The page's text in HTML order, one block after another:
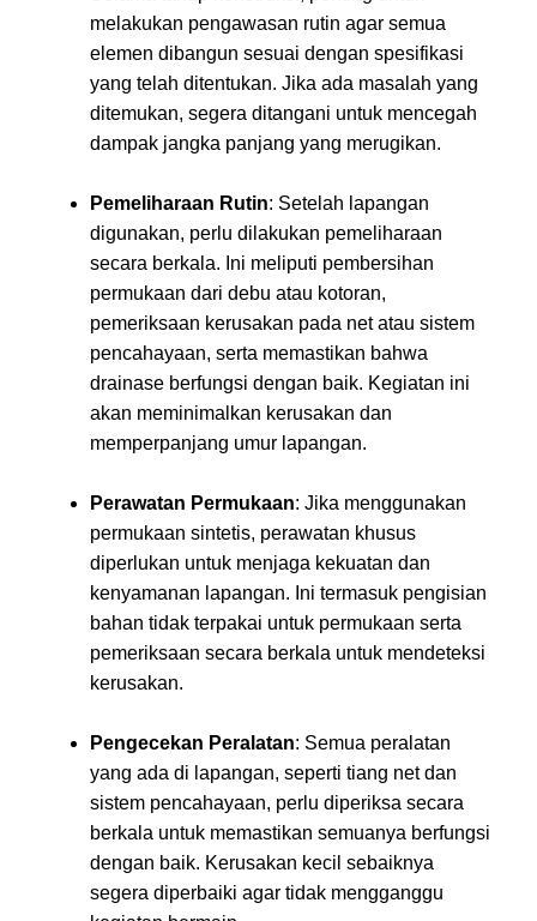
melakukan pengawasan rutin agar semua
elemen dibangun sesuai dengan spesifikasi
yang telah ditentukan. Jika ada masalah yang
ditemukan, segera ditangani untuk mencegah
dampak jangka panjang yang merugikan.
Pemeliharaan Rutin: Setelah lapangan
digunakan, perlu dilakukan pemeliharaan
secara berkala. Ini meliputi pembersihan
permukaan dari debu atau kotoran,
pemeriksaan kerusakan pada net atau sistem
pencahayaan, serta memastikan bahwa
drainase berfungsi dengan baik. Kegiatan ini
akan meminimalkan kerusakan dan
memperpanjang umur lapangan.
Perawatan Permukaan: Jika menggunakan
permukaan sintetis, perawatan khusus
diperlukan untuk menjaga kekuatan dan
kenyamanan lapangan. Ini termasuk pengisian
bahan tidak terpakai untuk permukaan serta
pemeriksaan secara berkala untuk mendeteksi
kerusakan.
Pengecekan Peralatan: Semua peralatan
yang ada di lapangan, seperti tiang net dan
sistem pencahayaan, perlu diperiksa secara
berkala untuk memastikan semuanya berfungsi
dengan baik. Kerusakan kecil sebaiknya
segera diperbaiki agar tidak mengganggu